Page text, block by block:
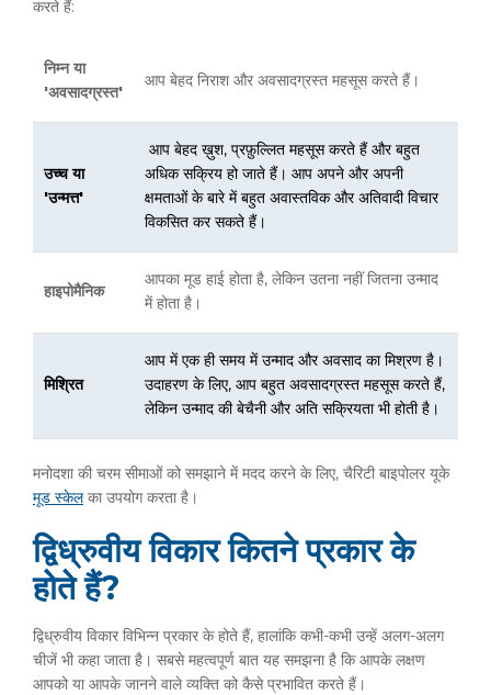
करते हैं:
निम्न या
'अवसादग्रस्त'
आप बेहद निराश और अवसादग्रस्त महसूस करते हैं।
उच्च या
'उन्मत्त'
आप बेहद ख़ुश, प्रफ़ुल्लित महसूस करते हैं और बहुत
अधिक सक्रिय हो जाते हैं। आप अपने और अपनी
क्षमताओं के बारे में बहुत अवास्तविक और अतिवादी विचार
विकसित कर सकते हैं।
हाइपोमैनिक
आपका मूड हाई होता है, लेकिन उतना नहीं जितना उन्माद
में होता है।
मिश्रित
आप में एक ही समय में उन्माद और अवसाद का मिश्रण है।
उदाहरण के लिए, आप बहुत अवसादग्रस्त महसूस करते हैं,
लेकिन उन्माद की बेचैनी और अति सक्रियता भी होती है।
मनोदशा की चरम सीमाओं को समझाने में मदद करने के लिए, चैरिटी बाइपोलर यूके
मूड स्केलका उपयोग करता है।
द्विध्रुवीय विकार कितने प्रकार के
होते हैं?
द्विध्रुवीय विकार विभिन्न प्रकार के होते हैं, हालांकि कभी-कभी उन्हें अलग-अलग
चीजें भी कहा जाता है। सबसे महत्वपूर्ण बात यह समझना है कि आपके लक्षण
आपको या आपके जानने वाले व्यक्ति को कैसे प्रभावित करते हैं।